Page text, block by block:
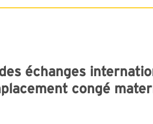
échanges
congé